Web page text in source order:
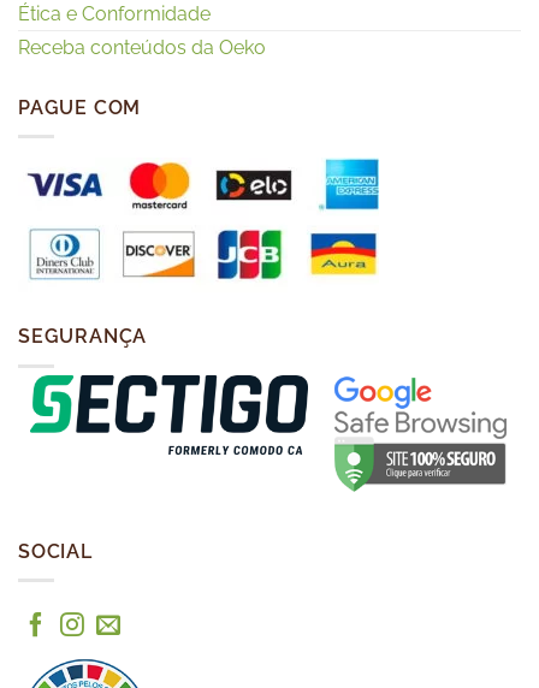
Ética e Conformidade
Receba conteúdos da Oeko
PAGUE COM
SEGURANÇA
SOCIAL